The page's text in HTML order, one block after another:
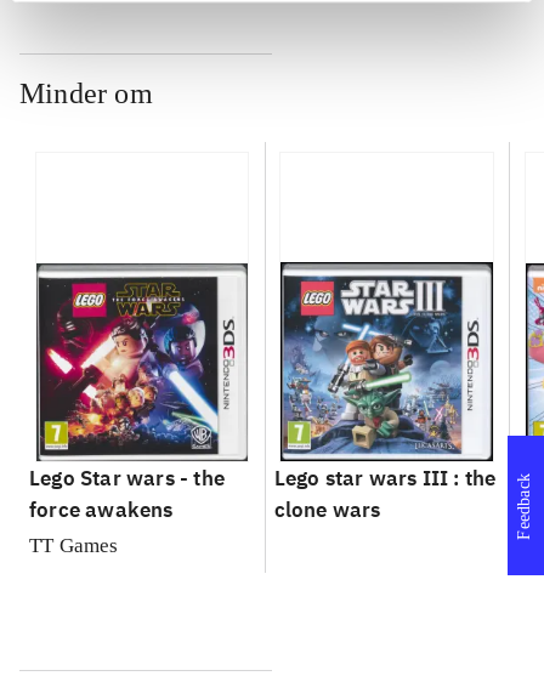
Minder om
Lego Star wars - the
force awakens
TT Games
Lego star wars III : the
clone wars
Feedback